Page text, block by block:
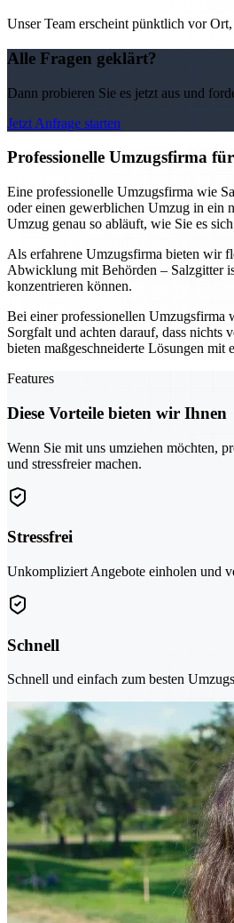
Unser Team erscheint pünktlich vor
Alle Fragen geklärt?
Dann probieren Sie es jetzt aus und
Jetzt Anfrage starten
Professionelle Umzugsfirma
Eine professionelle Umzugsfirma wie
oder einen gewerblichen Umzug in ein
Umzug genau so abläuft, wie Sie es
Als erfahrene Umzugsfirma bieten wir
Abwicklung mit Behörden – Salzgitter
konzentrieren können.
Bei einer professionellen Umzugsfirma
Sorgfalt und achten darauf, dass nichts
bieten maßgeschneiderte Lösungen mit
Features
Diese Vorteile bieten wir Ihnen
Wenn Sie mit uns umziehen möchten,
und stressfreier machen.
Stressfrei
Unkompliziert Angebote einholen und
Schnell
Schnell und einfach zum besten